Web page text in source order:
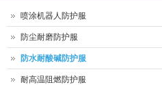
喷涂机器人防护服
防尘耐磨防护服
防水耐酸碱防护服
耐高温阻燃防护服